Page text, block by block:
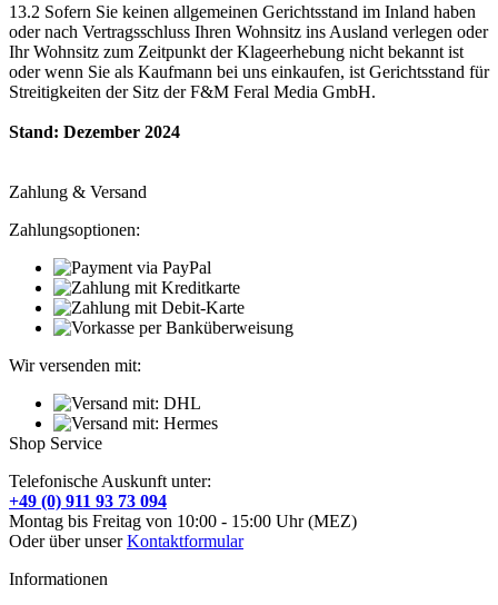
13.2 Sofern Sie keinen allgemeinen Gerichtsstand im Inland haben
oder nach Vertragsschluss Ihren Wohnsitz ins Ausland verlegen oder
Ihr Wohnsitz zum Zeitpunkt der Klageerhebung nicht bekannt ist
oder wenn Sie als Kaufmann bei uns einkaufen, ist Gerichtsstand für
Streitigkeiten der Sitz der F&M Feral Media GmbH.
Stand: Dezember 2024
Zahlung & Versand
Zahlungsoptionen:
Wir versenden mit:
Shop Service
Telefonische Auskunft unter:
+49 (0) 911 93 73 094
Montag bis Freitag von 10:00 - 15:00 Uhr (MEZ)
Oder über unserKontaktformular
Informationen